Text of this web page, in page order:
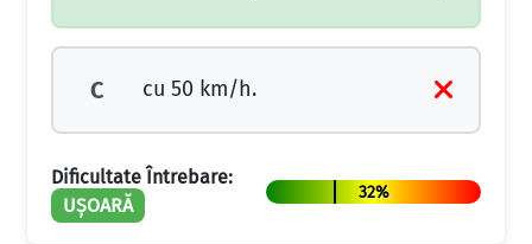
C cu 50 km/h.
Dificultate Întrebare:
UȘOARĂ
32%